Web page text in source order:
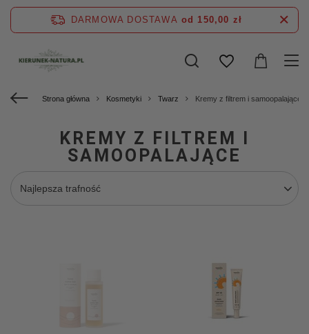
DARMOWA DOSTAWA od 150,00 zł
Strona główna Kosmetyki Twarz Kremy z filtrem i samoopalające
KREMY Z FILTREM I
SAMOOPALAJĄCE
Najlepsza trafność